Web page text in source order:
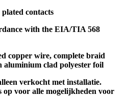
contacts
with the EIA/TIA 568
copper wire, complete braid
aluminium clad polyester foil
verkocht met installatie.
op voor alle mogelijkheden voor